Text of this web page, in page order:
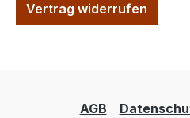
Vertrag widerrufen
AGB